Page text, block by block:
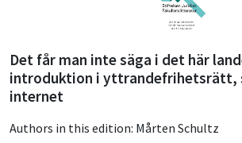
Det får man inte säga i det här
introduktion i yttrandefrihetsrätt,
internet
Authors in this edition: Mårten Schultz